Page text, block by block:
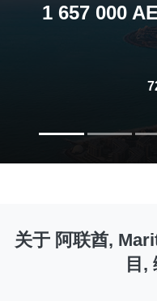
1 657 000
关于 阿联酋,
目,